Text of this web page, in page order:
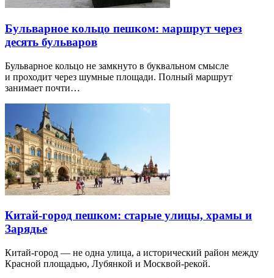
Бульварное кольцо пешком: маршрут через
десять бульваров
Бульварное кольцо не замкнуто в буквальном смысле
и проходит через шумные площади. Полный маршрут
занимает почти…
Китай-город пешком: старые улицы, храмы и
Зарядье
Китай-город — не одна улица, а исторический район между
Красной площадью, Лубянкой и Москвой-рекой.